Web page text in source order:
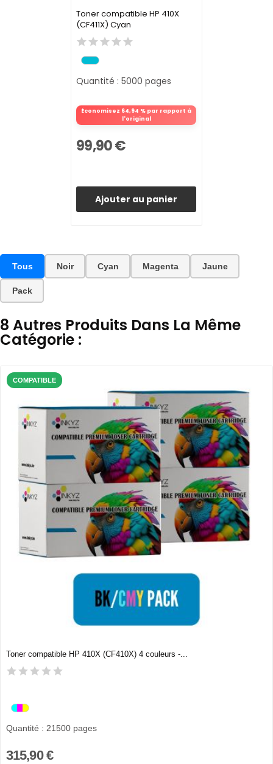
Toner compatible HP 410X
(CF411X) Cyan
Économisez 64,94 % par rapport à
l'original
Quantité : 5000 pages
99,90 €
Ajouter au panier
Tous Noir Cyan Magenta Jaune
Pack
8 Autres Produits Dans La Même
Catégorie :
COMPATIBLE
Toner compatible HP 410X (CF410X) 4 couleurs -...
Quantité : 21500 pages
315,90 €